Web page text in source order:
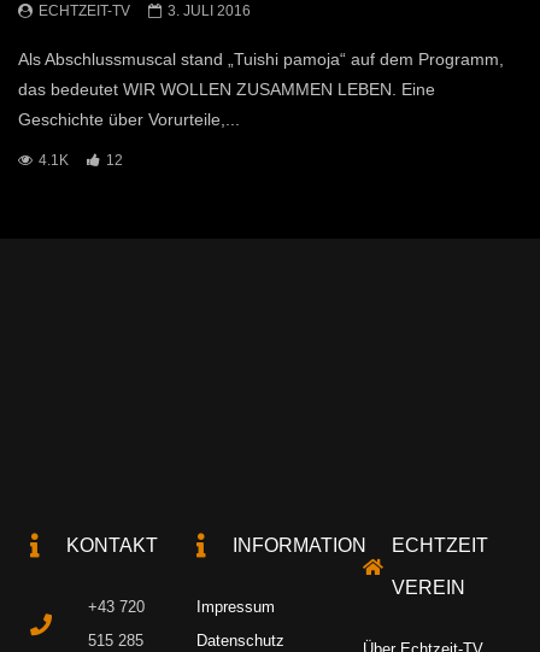
ECHTZEIT-TV 3. JULI 2016
Als Abschlussmuscal stand „Tuishi pamoja“ auf dem Programm,
das bedeutet WIR WOLLEN ZUSAMMEN LEBEN. Eine
Geschichte über Vorurteile,...
4.1K 12
KONTAKT
+43 720
515 285
INFORMATION
Impressum
Datenschutz
ECHTZEIT
VEREIN